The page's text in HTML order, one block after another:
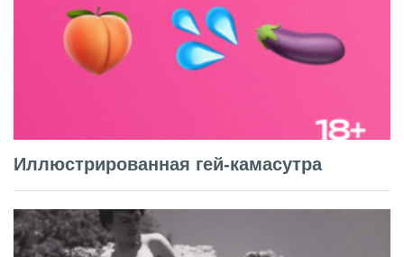
Иллюстрированная гей-камасутра